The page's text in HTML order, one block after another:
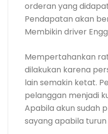
orderan yang
Pendapatan akan
Membikin driver
Mempertahankan
dilakukan karena
lain semakin ketat.
pelanggan menjadi
Apabila akun sudah
sayang apabila